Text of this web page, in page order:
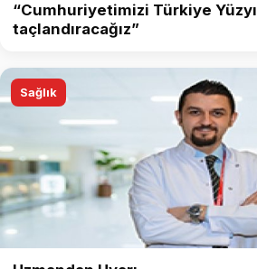
“Cumhuriyetimizi Türkiye
taçlandıracağız”
Sağlık